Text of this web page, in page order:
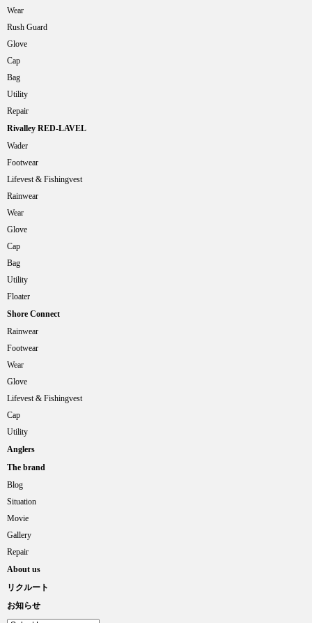
Wear
Rush Guard
Glove
Cap
Bag
Utility
Repair
Rivalley RED-LAVEL
Wader
Footwear
Lifevest & Fishingvest
Rainwear
Wear
Glove
Cap
Bag
Utility
Floater
Shore Connect
Rainwear
Footwear
Wear
Glove
Lifevest & Fishingvest
Cap
Utility
Anglers
The brand
Blog
Situation
Movie
Gallery
Repair
About us
リクルート
お知らせ